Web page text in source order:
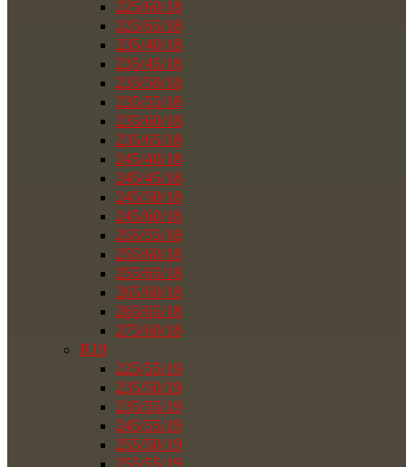
225/60/18
225/65/18
235/40/18
235/45/18
235/50/18
235/55/18
235/60/18
235/65/18
245/40/18
245/45/18
245/50/18
245/60/18
255/55/18
255/60/18
255/65/18
265/60/18
265/65/18
275/60/18
R19
225/55/19
235/50/19
235/55/19
245/55/19
255/50/19
255/55/19